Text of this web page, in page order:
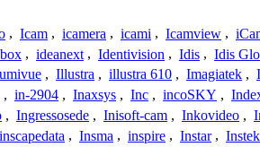
, Icam , icamera , icami , Icamview ,
, ideanext , Identivision , Idis , Idis
, Illustra , illustra 610 , Imagiatek ,
, in-2904 , Inaxsys , Inc , incoSKY ,
, Ingressosede , Inisoft-cam , Inkovideo ,
inscapedata , Insma , inspire , Instar ,